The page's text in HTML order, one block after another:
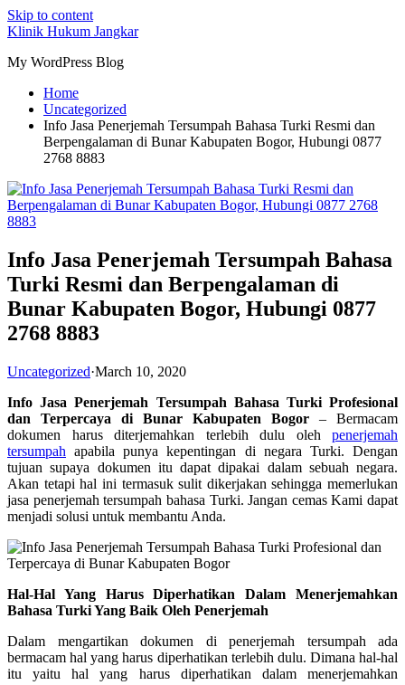
Skip to content
Klinik Hukum Jangkar
My WordPress Blog
Home
Uncategorized
Info Jasa Penerjemah Tersumpah Bahasa Turki Resmi dan
Berpengalaman di Bunar Kabupaten Bogor, Hubungi 0877
2768 8883
Info Jasa Penerjemah Tersumpah Bahasa
Turki Resmi dan Berpengalaman di
Bunar Kabupaten Bogor, Hubungi 0877
2768 8883
Uncategorized·March 10, 2020
Info Jasa Penerjemah Tersumpah Bahasa Turki Profesional
dan Terpercaya di Bunar Kabupaten Bogor – Bermacam
dokumen harus diterjemahkan terlebih dulu oleh penerjemah
tersumpah apabila punya kepentingan di negara Turki. Dengan
tujuan supaya dokumen itu dapat dipakai dalam sebuah negara.
Akan tetapi hal ini termasuk sulit dikerjakan sehingga memerlukan
jasa penerjemah tersumpah bahasa Turki. Jangan cemas Kami dapat
menjadi solusi untuk membantu Anda.
Hal-Hal Yang Harus Diperhatikan Dalam Menerjemahkan
Bahasa Turki Yang Baik Oleh Penerjemah
Dalam mengartikan dokumen di penerjemah tersumpah ada
bermacam hal yang harus diperhatikan terlebih dulu. Dimana hal-hal
itu yaitu hal yang harus diperhatikan dalam menerjemahkan